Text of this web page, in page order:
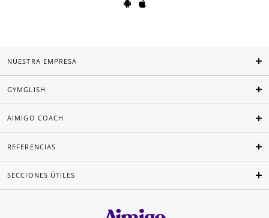
NUESTRA EMPRESA
GYMGLISH
AIMIGO COACH
REFERENCIAS
SECCIONES ÚTILES